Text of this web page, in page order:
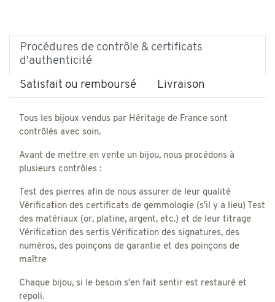
Procédures de contrôle & certificats
d'authenticité
Satisfait ou remboursé Livraison
Tous les bijoux vendus par Héritage de France sont
contrôlés avec soin.
Avant de mettre en vente un bijou, nous procédons à
plusieurs contrôles :
Test des pierres afin de nous assurer de leur qualité
Vérification des certificats de gemmologie (s'il y a lieu) Test
des matériaux (or, platine, argent, etc.) et de leur titrage
Vérification des sertis Vérification des signatures, des
numéros, des poinçons de garantie et des poinçons de
maître
Chaque bijou, si le besoin s'en fait sentir est restauré et
repoli.